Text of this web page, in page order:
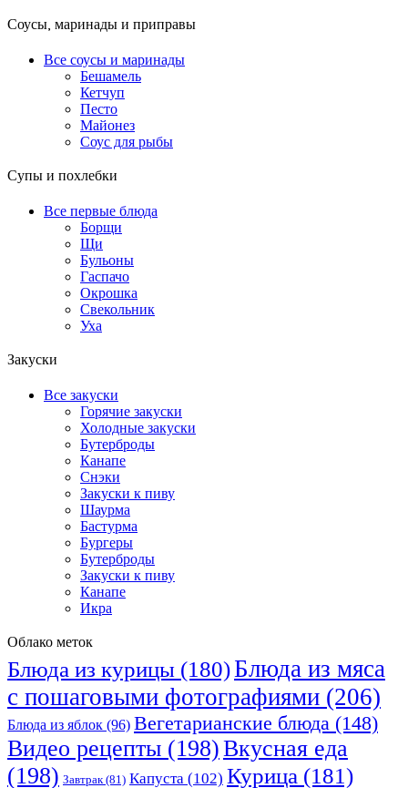
Соусы, маринады и приправы
Все соусы и маринады
Бешамель
Кетчуп
Песто
Майонез
Соус для рыбы
Супы и похлебки
Все первые блюда
Борщи
Щи
Бульоны
Гаспачо
Окрошка
Свекольник
Уха
Закуски
Все закуски
Горячие закуски
Холодные закуски
Бутерброды
Канапе
Снэки
Закуски к пиву
Шаурма
Бастурма
Бургеры
Бутерброды
Закуски к пиву
Канапе
Икра
Облако меток
Блюда из курицы (180)Блюда из мяса
с пошаговыми фотографиями (206)
Блюда из яблок (96) Вегетарианские блюда (148)
Видео рецепты (198)Вкусная еда
(198) Завтрак(81) Капуста (102) Курица (181)